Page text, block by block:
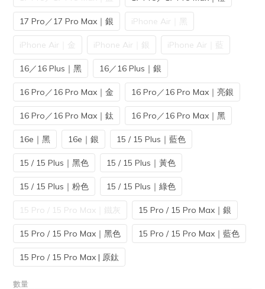
17 Pro／17 Pro Max｜銀 iPhone Air｜黑
iPhone Air｜金 iPhone Air｜銀 iPhone Air｜藍
16／16 Plus｜黑 16／16 Plus｜銀
16 Pro／16 Pro Max｜金 16 Pro／16 Pro Max｜亮銀
16 Pro／16 Pro Max｜鈦 16 Pro／16 Pro Max｜黑
16e｜黑 16e｜銀 15 / 15 Plus｜藍色
15 / 15 Plus｜黑色 15 / 15 Plus｜黃色
15 / 15 Plus｜粉色 15 / 15 Plus｜綠色
15 Pro / 15 Pro Max｜鐵灰 15 Pro / 15 Pro Max｜銀
15 Pro / 15 Pro Max｜黑色 15 Pro / 15 Pro Max｜藍色
15 Pro / 15 Pro Max | 原鈦
數量